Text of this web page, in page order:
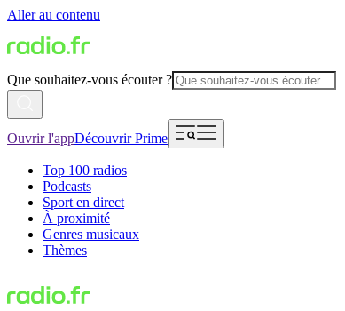
Aller au contenu
Que souhaitez-vous écouter ?
Ouvrir l'appDécouvrir Prime
Top 100 radios
Podcasts
Sport en direct
À proximité
Genres musicaux
Thèmes